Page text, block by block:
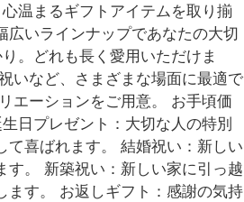
温まるギフトアイテムを取り揃
いラインナップであなたの大切
。どれも長く愛用いただけま
いなど、さまざまな場面に最適で
エーションをご用意。 お手頃価
日プレゼント：大切な人の特別
て喜ばれます。 結婚祝い：新しい
す。 新築祝い：新しい家に引っ越
ます。 お返しギフト：感謝の気持